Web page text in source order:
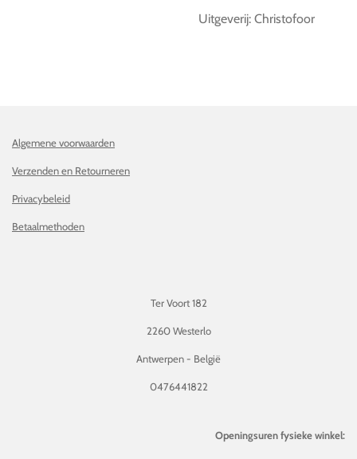
Uitgeverij: Christofoor
Algemene voorwaarden
Verzenden en Retourneren
Privacybeleid
Betaalmethoden
Ter Voort 182
2260 Westerlo
Antwerpen - België
0476441822
Openingsuren fysieke winkel: